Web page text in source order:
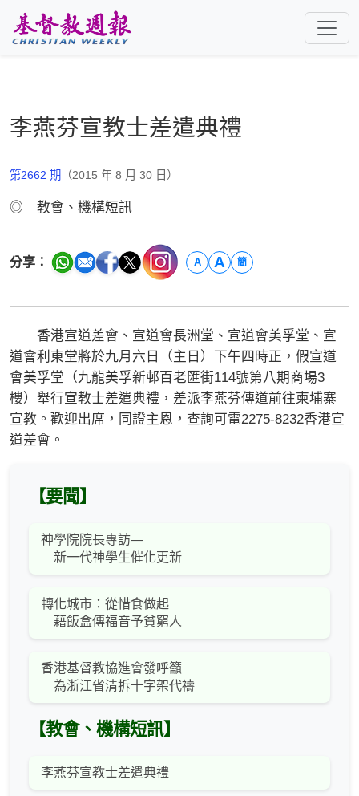
李燕芬宣教士差遣典禮
第2662 期 （2015 年 8 月 30 日）
◎ 教會、機構短訊
分享： A A 簡
香港宣道差會、宣道會長洲堂、宣道會美孚堂、宣
道會利東堂將於九月六日（主日）下午四時正，假宣道
會美孚堂（九龍美孚新邨百老匯街114號第八期商場3
樓）舉行宣教士差遣典禮，差派李燕芬傳道前往柬埔寨
宣教。歡迎出席，同證主恩，查詢可電2275-8232香港宣
道差會。
【要聞】
神學院院長專訪—
新一代神學生催化更新
轉化城市：從惜食做起
藉飯盒傳福音予貧窮人
香港基督教協進會發呼籲
為浙江省清拆十字架代禱
【教會、機構短訊】
李燕芬宣教士差遣典禮